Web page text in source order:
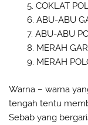
COKLAT
ABU-ABU
ABU-ABU
MERAH
MERAH
Warna – warna
tengah tentu
Sebab yang